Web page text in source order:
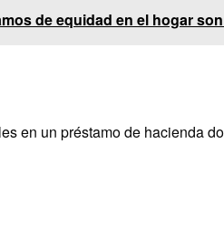
de equidad en el hogar
en un préstamo de hacienda